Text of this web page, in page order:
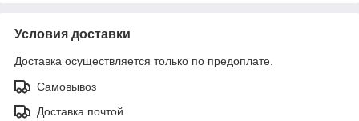
Условия доставки
Доставка осуществляется только по предоплате.
Самовывоз
Доставка почтой